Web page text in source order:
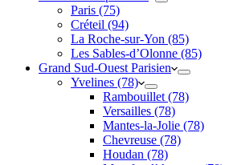
Paris (75)
Créteil (94)
La Roche-sur-Yon (85)
Les Sables-d’Olonne (85)
Grand Sud-Ouest Parisien
Yvelines (78)
Rambouillet (78)
Versailles (78)
Mantes-la-Jolie (78)
Chevreuse (78)
Houdan (78)